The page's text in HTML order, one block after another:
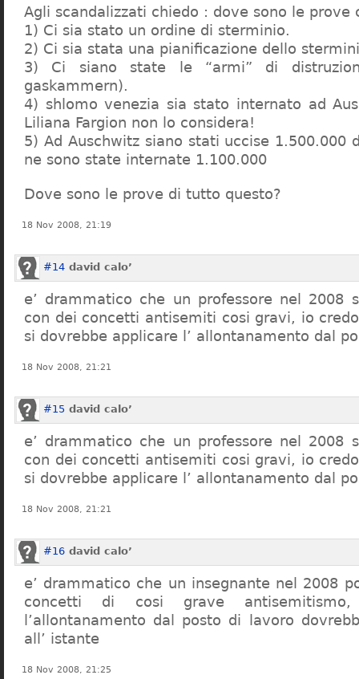
Agli scandalizzati chiedo : dove sono le prove
1) Ci sia stato un ordine di sterminio.
2) Ci sia stata una pianificazione dello
3) Ci siano state le “armi” di
gaskammern).
4) shlomo venezia sia stato internato ad
Liliana Fargion non lo considera!
5) Ad Auschwitz siano stati uccise 1.500.000
ne sono state internate 1.100.000
Dove sono le prove di tutto questo?
18 Nov 2008, 21:19
#14 david calo’
e’ drammatico che un professore nel 2008
con dei concetti antisemiti cosi gravi, io
si dovrebbe applicare l’ allontanamento dal
18 Nov 2008, 21:21
#15 david calo’
e’ drammatico che un professore nel 2008
con dei concetti antisemiti cosi gravi, io
si dovrebbe applicare l’ allontanamento dal
18 Nov 2008, 21:21
#16 david calo’
e’ drammatico che un insegnante nel 2008
concetti di cosi grave
l’allontanamento dal posto di lavoro
all’ istante
18 Nov 2008, 21:25